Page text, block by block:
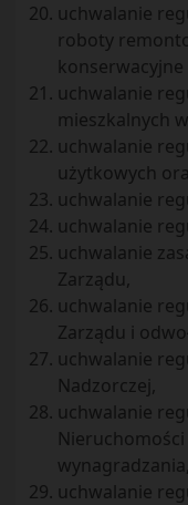
uchwalanie
roboty
konserwacyjne
uchwalanie
mieszkalnych
uchwalanie
użytkowych
uchwalanie
uchwalanie
uchwalanie
Zarządu,
uchwalanie
Zarządu i
uchwalanie
Nadzorczej,
uchwalanie
wynagradzania,
uchwalanie